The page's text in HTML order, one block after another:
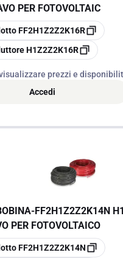
PER FOTOVOLTAIC
FF2H1Z2Z2K16R
H1Z2Z2K16R
prezzi e
Accedi
-FF2H1Z2Z2K14N
PER FOTOVOLTAICO
FF2H1Z2Z2K14N